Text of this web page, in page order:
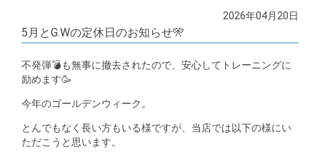
5月とG.Wの定休日のお知らせ🎌
2026年04月20日
不発弾💣も無事に撤去されたので、安心してトレーニングに
励めます🥳
今年のゴールデンウィーク。
とんでもなく長い方もいる様ですが、当店では以下の様にい
ただこうと思います。